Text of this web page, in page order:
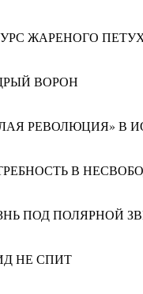
ЖАРЕНОГО
ВОРОН
РЕВОЛЮЦИЯ» В
В
ПОД ПОЛЯРНОЙ
НЕ СПИТ